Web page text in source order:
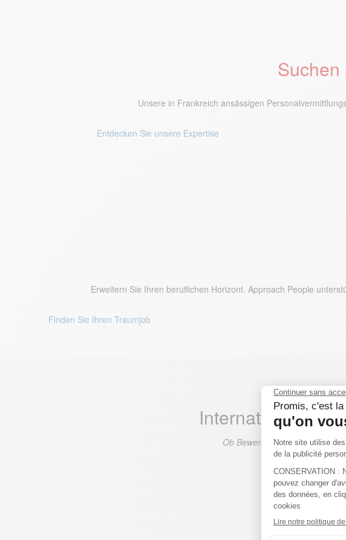
Unsere in Frankreich ansässigen
Entdecken Sie unsere Expertise
Erweitern Sie Ihren beruflichen Horizont. Approach People
Finden Sie Ihren Traumjob
Internationale
Ob Bewerber oder